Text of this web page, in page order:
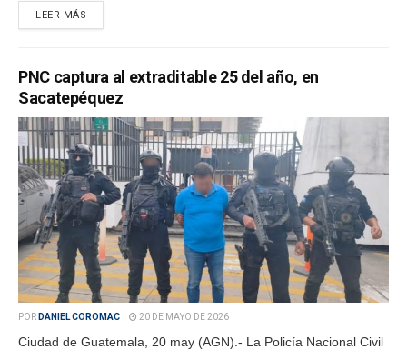
LEER MÁS
PNC captura al extraditable 25 del año, en
Sacatepéquez
POR DANIEL COROMAC 20 DE MAYO DE 2026
Ciudad de Guatemala, 20 may (AGN).- La Policía Nacional Civil